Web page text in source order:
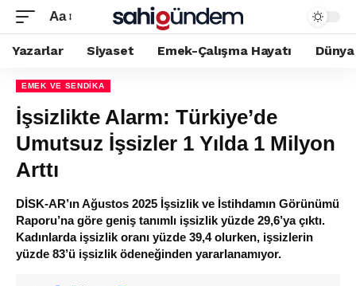
Aa
Yazarlar Siyaset Emek-Çalışma Hayatı Dünya
EMEK VE SENDIKA
İşsizlikte Alarm: Türkiye’de
Umutsuz İşsizler 1 Yılda 1 Milyon
Arttı
DİSK-AR’ın Ağustos 2025 İşsizlik ve İstihdamın Görünümü
Raporu’na göre geniş tanımlı işsizlik yüzde 29,6’ya çıktı.
Kadınlarda işsizlik oranı yüzde 39,4 olurken, işsizlerin
yüzde 83’ü işsizlik ödeneğinden yararlanamıyor.